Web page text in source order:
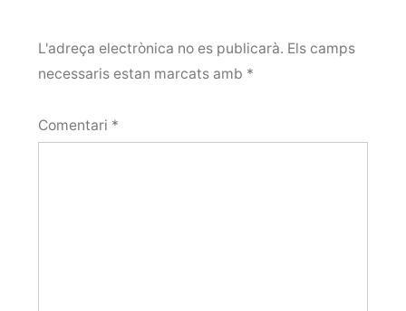
L'adreça electrònica no es publicarà. Els camps
necessaris estan marcats amb *
Comentari *